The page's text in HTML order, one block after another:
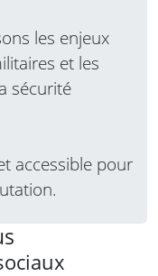
les enjeux
et les
sécurité
accessible pour